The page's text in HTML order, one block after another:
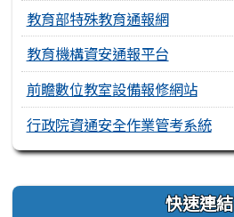
教育部特殊教育通報網
教育機構資安通報平台
前瞻數位教室設備報修網站
行政院資通安全作業管考系統
右邊區域內容 快速連結